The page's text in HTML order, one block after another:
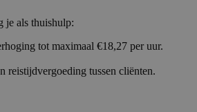
je als thuishulp:
tot maximaal €18,27 per uur.
reistijdvergoeding tussen cliënten.